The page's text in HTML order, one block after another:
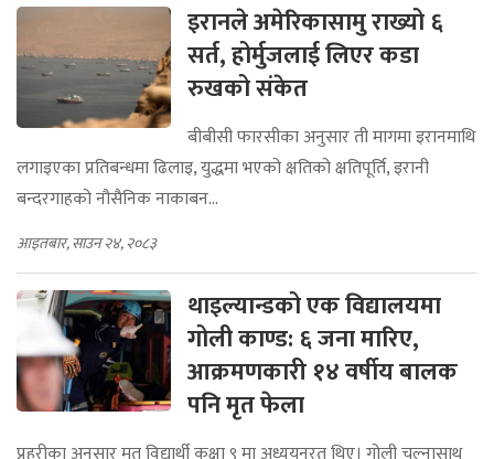
इरानले अमेरिकासामु राख्यो ६
सर्त, होर्मुजलाई लिएर कडा
रुखको संकेत
बीबीसी फारसीका अनुसार ती मागमा इरानमाथि
लगाइएका प्रतिबन्धमा ढिलाइ, युद्धमा भएको क्षतिको क्षतिपूर्ति, इरानी
बन्दरगाहको नौसैनिक नाकाबन...
आइतबार, साउन २४, २०८३
थाइल्यान्डको एक विद्यालयमा
गोली काण्ड: ६ जना मारिए,
आक्रमणकारी १४ वर्षीय बालक
पनि मृत फेला